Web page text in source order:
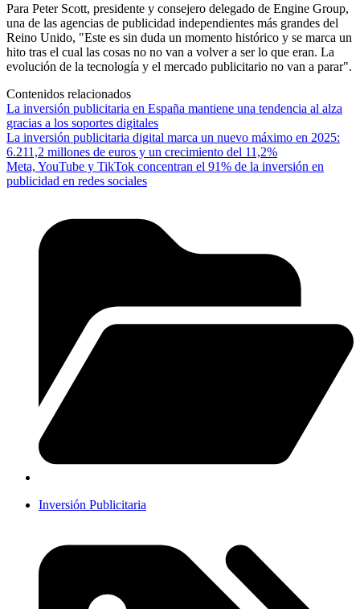
Para Peter Scott, presidente y consejero delegado de Engine Group,
una de las agencias de publicidad independientes más grandes del
Reino Unido, "Este es sin duda un momento histórico y se marca un
hito tras el cual las cosas no no van a volver a ser lo que eran. La
evolución de la tecnología y el mercado publicitario no van a parar".
Contenidos relacionados
La inversión publicitaria en España mantiene una tendencia al alza
gracias a los soportes digitales
La inversión publicitaria digital marca un nuevo máximo en 2025:
6.211,2 millones de euros y un crecimiento del 11,2%
Meta, YouTube y TikTok concentran el 91% de la inversión en
publicidad en redes sociales
Inversión Publicitaria